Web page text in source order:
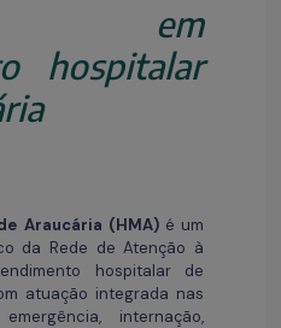
em
hospitalar
Araucária (HMA)é um
da Rede de Atenção à
hospitalar de
atuação integrada nas
internação,